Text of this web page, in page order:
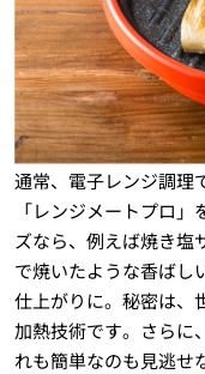
通常、電子レンジ調理
「レンジメートプロ
ズなら、例えば焼き塩
で焼いたような香ばし
仕上がりに。秘密は、
加熱技術です。さらに
れも簡単なのも見逃せ